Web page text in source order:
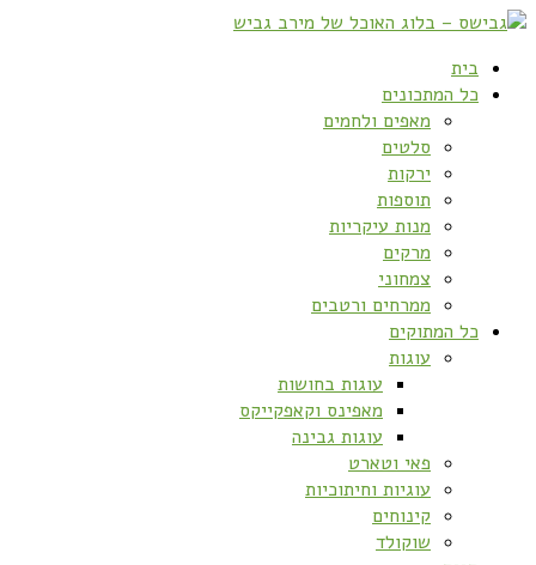
בית
כל המתכונים
מאפים ולחמים
סלטים
ירקות
תוספות
מנות עיקריות
מרקים
צמחוני
ממרחים ורטבים
כל המתוקים
עוגות
עוגות בחושות
מאפינס וקאפקייקס
עוגות גבינה
פאי וטארט
עוגיות וחיתוכיות
קינוחים
שוקולד